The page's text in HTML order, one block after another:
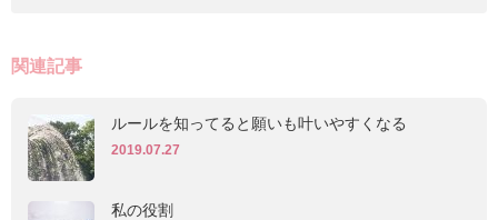
関連記事
ルールを知ってると願いも叶いやすくなる
2019.07.27
私の役割